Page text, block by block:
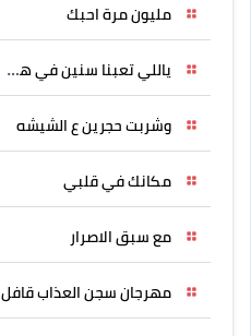
مليون مرة احبك
ياللي تعبنا سنين في هواه
وشربت حجرين ع الشيشه
مكانك في قلبي
مع سبق الاصرار
مهرجان سجن العذاب قافل